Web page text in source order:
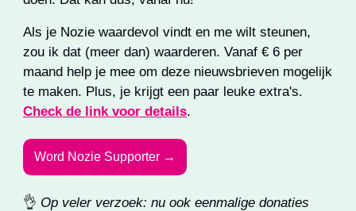
Als je Nozie waardevol vindt en me wilt steunen,
zou ik dat (meer dan) waarderen. Vanaf € 6 per
maand help je mee om deze nieuwsbrieven mogelijk
Check de link voor details.
Word Nozie Supporter →
👌 Op veler verzoek: nu ook eenmalige donaties